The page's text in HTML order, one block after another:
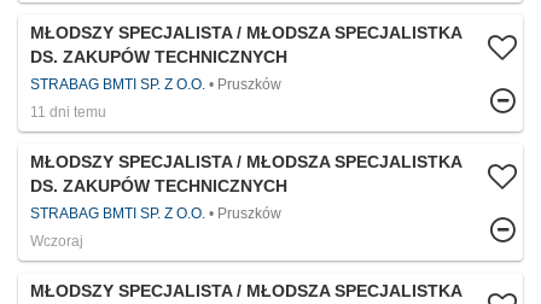
MŁODSZY SPECJALISTA / MŁODSZA SPECJALISTKA
DS. ZAKUPÓW TECHNICZNYCH
STRABAG BMTI SP. Z O.O.
Pruszków
11 dni temu
MŁODSZY SPECJALISTA / MŁODSZA SPECJALISTKA
DS. ZAKUPÓW TECHNICZNYCH
STRABAG BMTI SP. Z O.O.
Pruszków
Wczoraj
MŁODSZY SPECJALISTA / MŁODSZA SPECJALISTKA